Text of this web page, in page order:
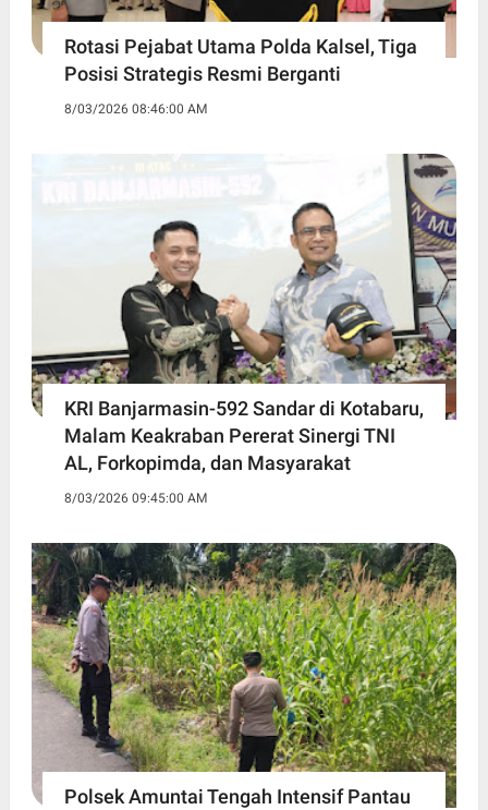
Rotasi Pejabat Utama Polda Kalsel, Tiga
Posisi Strategis Resmi Berganti
8/03/2026 08:46:00 AM
KRI Banjarmasin-592 Sandar di Kotabaru,
Malam Keakraban Pererat Sinergi TNI
AL, Forkopimda, dan Masyarakat
8/03/2026 09:45:00 AM
Polsek Amuntai Tengah Intensif Pantau